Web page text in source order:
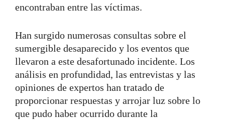
encontraban entre las víctimas.
Han surgido numerosas consultas sobre el
sumergible desaparecido y los eventos que
llevaron a este desafortunado incidente. Los
análisis en profundidad, las entrevistas y las
opiniones de expertos han tratado de
proporcionar respuestas y arrojar luz sobre lo
que pudo haber ocurrido durante la